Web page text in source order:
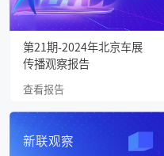
第21期-2024年北京车展
传播观察报告
查看报告
新联观察